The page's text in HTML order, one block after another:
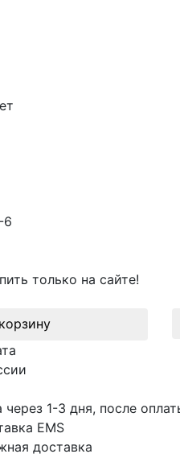
6
только на сайте!
через 1-3 дня, после
EMS
доставка